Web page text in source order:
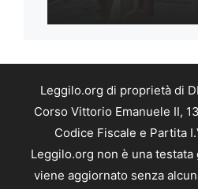
Leggilo.org di proprietà di
Corso Vittorio Emanuele II,
Codice Fiscale e Partita
Leggilo.org non è una
viene aggiornato senza